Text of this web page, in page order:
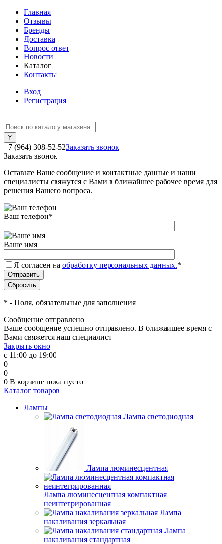
Главная
Отзывы
Бренды
Доставка
Вопрос ответ
Новости
Каталог
Контакты
Вход
Регистрация
+7 (964) 308-52-52Заказать звонок
Заказать звонок
Оставьте Ваше сообщение и контактные данные и наши
специалисты свяжутся с Вами в ближайшее рабочее время для
решения Вашего вопроса.
Ваш телефон*
Ваше имя
Я согласен на обработку персональных данных.*
* - Поля, обязательные для заполнения
Сообщение отправлено
Ваше сообщение успешно отправлено. В ближайшее время с
Вами свяжется наш специалист
Закрыть окно
с 11:00 до 19:00
0
0
0 В корзине пока пусто
Каталог товаров
Лампы
Лампа светодиодная
Лампа люминесцентная
Лампа люминесцентная компактная
неинтегрированная
Лампа
накаливания зеркальная
Лампа
накаливания стандартная